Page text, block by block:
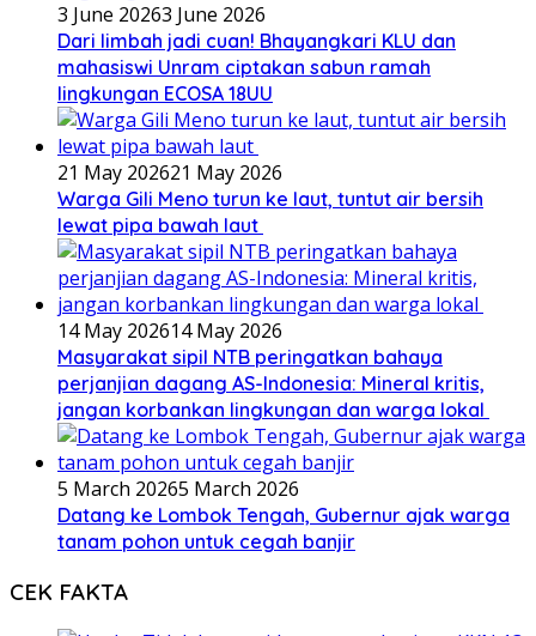
3 June 20263 June 2026
Dari limbah jadi cuan! Bhayangkari KLU dan
mahasiswi Unram ciptakan sabun ramah
lingkungan ECOSA 18UU
21 May 202621 May 2026
Warga Gili Meno turun ke laut, tuntut air bersih
lewat pipa bawah laut
14 May 202614 May 2026
Masyarakat sipil NTB peringatkan bahaya
perjanjian dagang AS-Indonesia: Mineral kritis,
jangan korbankan lingkungan dan warga lokal
5 March 20265 March 2026
Datang ke Lombok Tengah, Gubernur ajak warga
tanam pohon untuk cegah banjir
CEK FAKTA